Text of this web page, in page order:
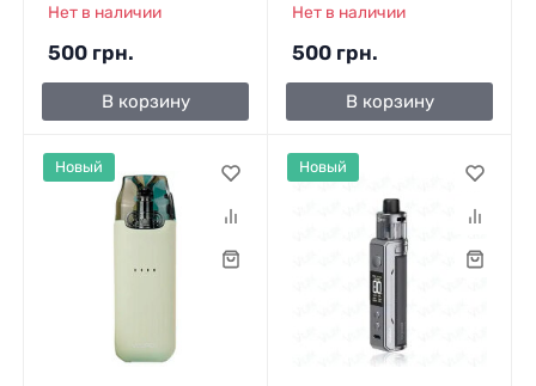
Нет в наличии
500 грн.
В корзину
Нет в наличии
500 грн.
В корзину
Новый Новый